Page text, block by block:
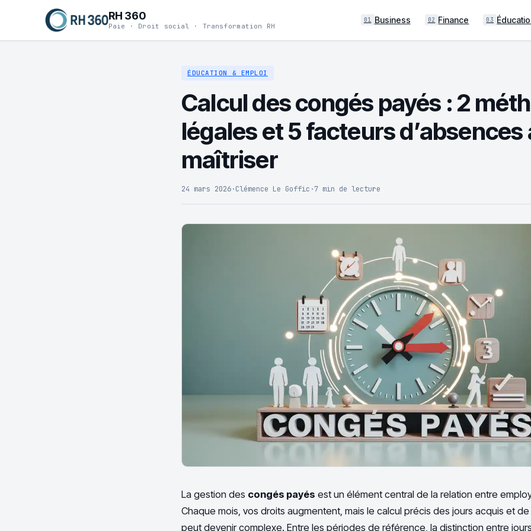
RH 360
Paie · Droit social · Transformation RH
01 Business 02 Finance 03
ÉDUCATION & EMPLOI
Calcul des congés payés : 2
légales et 5 facteurs d’absences
maîtriser
24 mars 2026·Clémence Le Goffic ·7 min de lecture
La gestion des congés payés est un élément central de la relation entre
Chaque mois, vos droits augmentent, mais le calcul précis des jours acquis et de
peut devenir complexe. Entre les périodes de référence, la distinction entre